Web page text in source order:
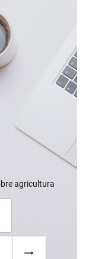
agricultura